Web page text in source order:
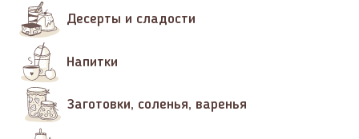
Десерты и сладости
Напитки
Заготовки, соленья, варенья